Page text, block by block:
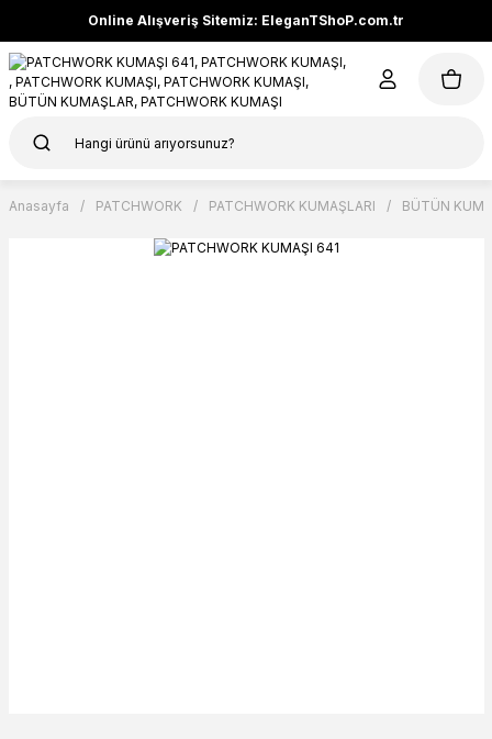
Online Alışveriş Sitemiz: EleganTShoP.com.tr
Anasayfa PATCHWORK PATCHWORK KUMAŞLARI BÜTÜN